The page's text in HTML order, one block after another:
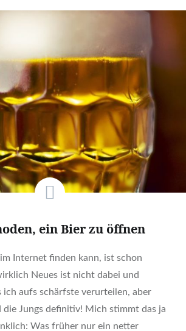
ein Bier zu öffnen
Internet finden kann, ist schon
Neues ist nicht dabei und
ich aufs schärfste verurteilen, aber
die Jungs definitiv! Mich stimmt das ja
Was früher nur ein netter